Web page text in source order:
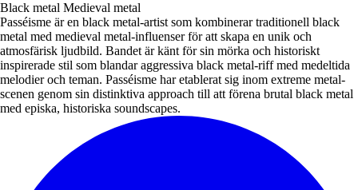
Black metal Medieval metal
Passéisme är en black metal-artist som kombinerar traditionell black
metal med medieval metal-influenser för att skapa en unik och
atmosfärisk ljudbild. Bandet är känt för sin mörka och historiskt
inspirerade stil som blandar aggressiva black metal-riff med medeltida
melodier och teman. Passéisme har etablerat sig inom extreme metal-
scenen genom sin distinktiva approach till att förena brutal black metal
med episka, historiska soundscapes.